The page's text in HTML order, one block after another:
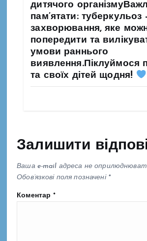
дитячого
пам’ятати: туберкульоз
захворювання, яке
попередити та
умови раннього
виявлення.Піклуймося
та своїх дітей щодня!
Залишити
Ваша e-mail адреса не
Обов’язкові поля позначені *
Коментар*